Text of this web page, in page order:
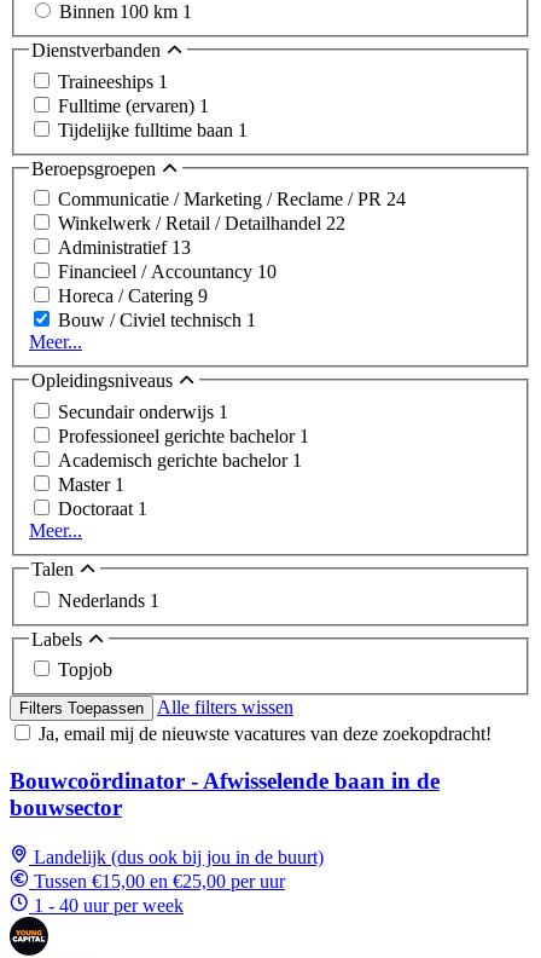
Binnen 100 km 1
Dienstverbanden
Traineeships 1
Fulltime (ervaren) 1
Tijdelijke fulltime baan 1
Beroepsgroepen
Communicatie / Marketing / Reclame / PR 24
Winkelwerk / Retail / Detailhandel 22
Administratief 13
Financieel / Accountancy 10
Horeca / Catering 9
Bouw / Civiel technisch 1
Meer...
Opleidingsniveaus
Secundair onderwijs 1
Professioneel gerichte bachelor 1
Academisch gerichte bachelor 1
Master 1
Doctoraat 1
Meer...
Talen
Nederlands 1
Labels
Topjob
Filters Toepassen
Alle filters wissen
Ja, email mij de nieuwste vacatures van deze zoekopdracht!
Bouwcoördinator - Afwisselende baan in de
bouwsector
Landelijk (dus ook bij jou in de buurt)
Tussen €15,00 en €25,00 per uur
1 - 40 uur per week